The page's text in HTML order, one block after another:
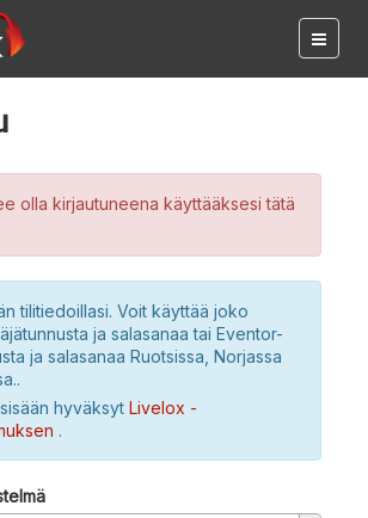
olla kirjautuneena käyttääksesi tätä
tilitiedoillasi. Voit käyttää joko
ja salasanaa tai Eventor-
ja salasanaa Ruotsissa, Norjassa
hyväksyt Livelox -
.